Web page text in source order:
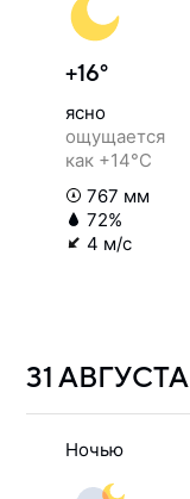
+16°
ясно
ощущается
как +14°C
767 мм
72%
4 м/с
31 АВГУСТА
Ночью